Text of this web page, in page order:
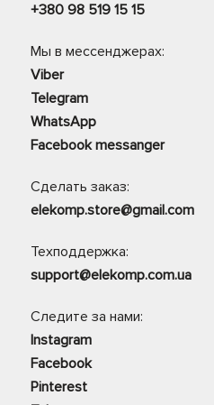
+380 98 519 15 15
Мы в мессенджерах:
Viber
Telegram
WhatsApp
Facebook messanger
Сделать заказ:
elekomp.store@gmail.com
Техподдержка:
support@elekomp.com.ua
Следите за нами:
Instagram
Facebook
Pinterest